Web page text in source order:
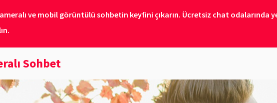
ve mobil görüntülü sohbetin keyfini çıkarın. Ücretsiz chat odalarında
Sohbet